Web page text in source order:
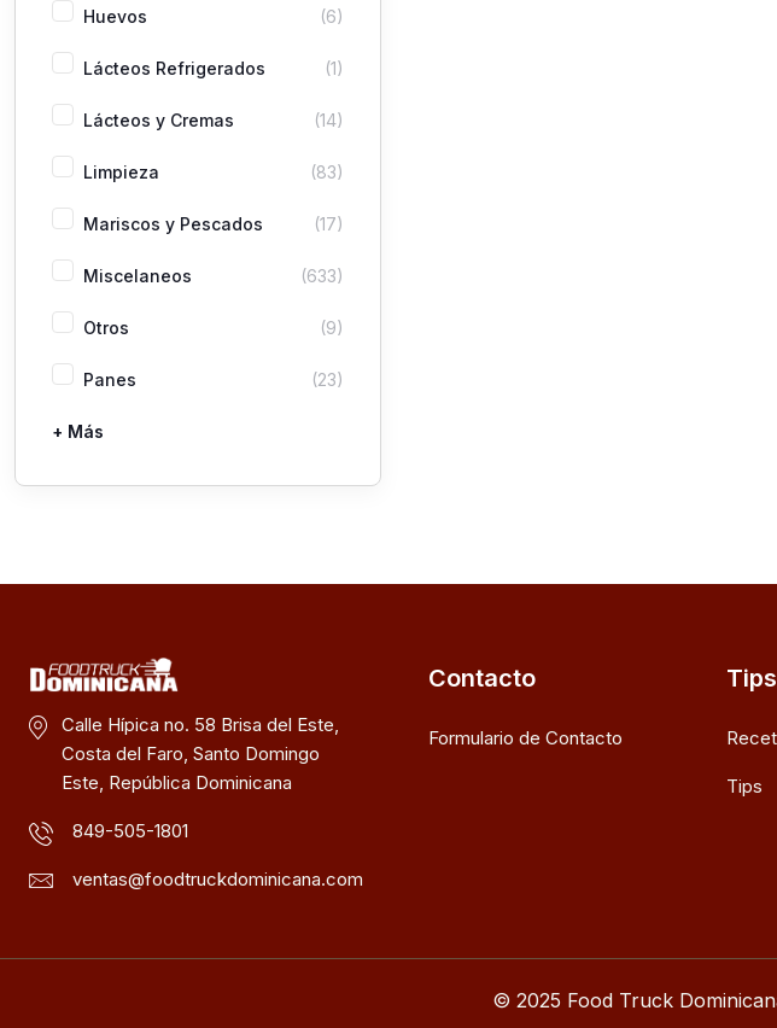
Huevos (6)
Lácteos Refrigerados (1)
Lácteos y Cremas (14)
Limpieza (83)
Mariscos y Pescados (17)
Miscelaneos (633)
Otros (9)
Panes (23)
Pastas
Picaderas
Sazones y Salsas
Vegetales
+ Más
Calle Hípica no. 58 Brisa del Este,
Costa del Faro, Santo Domingo
Este, República Dominicana
849-505-1801
ventas@foodtruckdominicana.com
Contacto
Formulario de Contacto
Tips
© 2025 Food Truck